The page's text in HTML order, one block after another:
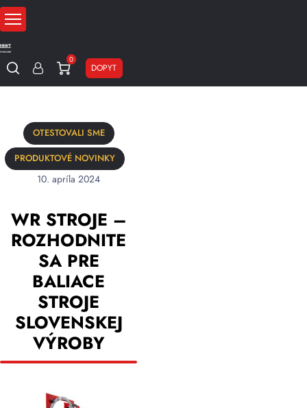
0
DOPYT
OTESTOVALI SME
PRODUKTOVÉ NOVINKY
10. apríla 2024
WR STROJE –
ROZHODNITE
SA PRE
BALIACE
STROJE
SLOVENSKEJ
VÝROBY